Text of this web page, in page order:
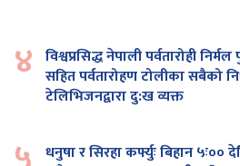
४ विश्वप्रसिद्ध नेपाली पर्वतारोही
सहित पर्वतारोहण टोलीका सबैको
टेलिभिजनद्वारा दु:ख व्यक्त
धनुषा र सिरहा कर्फ्युः बिहान ५ः००